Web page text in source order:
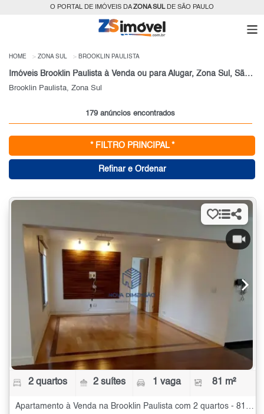
O PORTAL DE IMÓVEIS DAZONA SULDE SÃO PAULO
HOME ZONA SUL BROOKLIN PAULISTA
Imóveis Brooklin Paulista à Venda ou para Alugar, Zona Sul, São Paulo, SP
Brooklin Paulista, Zona Sul
179 anúncios encontrados
* FILTRO PRINCIPAL *
Refinar e Ordenar
2 quartos 2 suítes 1 vaga 81 m²
Apartamento à Venda na Brooklin Paulista com 2 quartos - 81 m²